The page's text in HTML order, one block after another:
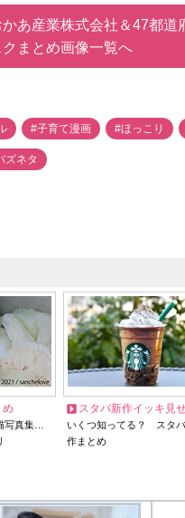
あ産業株式会社＆47都道
まとめ画像一覧へ
#子育て漫画 #ほっこり
ズネタ
め
写真集…
スタバ新作イッキ見せ
いくつ知ってる？ スタ
作まとめ